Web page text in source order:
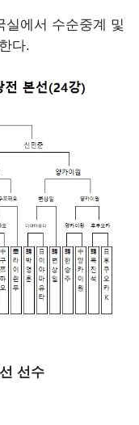
실에서 수순중계 및
다.
선수